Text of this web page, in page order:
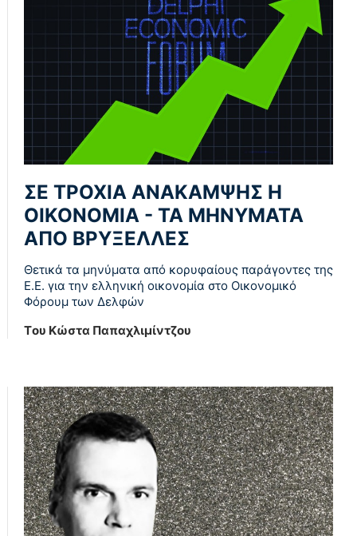
ΣΕ ΤΡΟΧΙΑ ΑΝΑΚΑΜΨΗΣ Η
ΟΙΚΟΝΟΜΙΑ - ΤΑ ΜΗΝΥΜΑΤΑ
ΑΠΟ ΒΡΥΞΕΛΛΕΣ
Θετικά τα μηνύματα από κορυφαίους παράγοντες της
Ε.Ε. για την ελληνική οικονομία στο Οικονομικό
Φόρουμ των Δελφών
Tου Κώστα Παπαχλιμίντζου